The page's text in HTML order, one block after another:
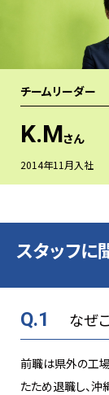
チームリーダー
K.Mさん
2014年11月入社
スタッフに
Q.1 なぜ
前職は県外の工
たため退職し、沖